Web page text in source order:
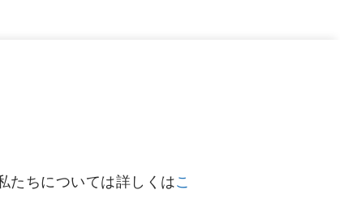
たちについては詳しくはこ